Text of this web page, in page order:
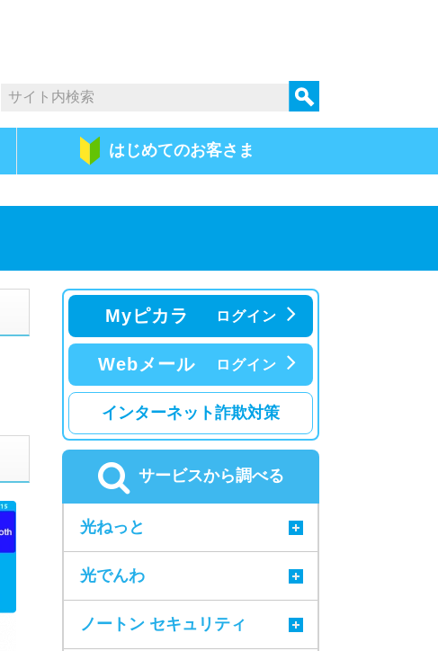
はじめてのお客さま
Myピカラ ログイン
Webメール ログイン
インターネット詐欺対策
サービスから調べる
光ねっと
光でんわ
ノートン セキュリティ